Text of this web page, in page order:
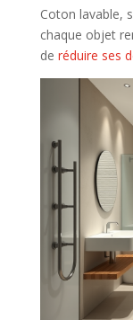
Coton lavable,
chaque objet
de réduire ses